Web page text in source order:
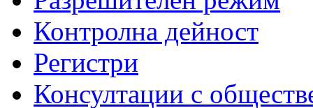
Контролна дейност
Регистри
Консултации с